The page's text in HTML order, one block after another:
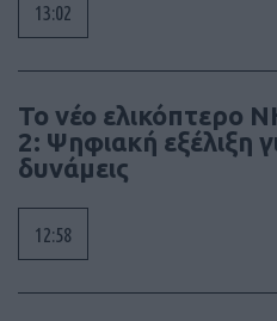
13:02
To νέο ελικόπτερο
2: Ψηφιακή εξέλιξη
δυνάμεις
12:58